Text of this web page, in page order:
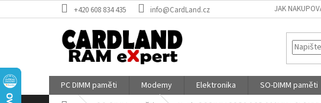
na
+420 608 834 435 info@CardLand.cz JAK
PC DIMM paměti Modemy Elektronika SO-DIMM paměti